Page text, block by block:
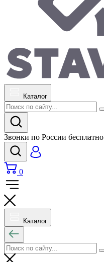
Каталог
Звонки по России бесплатно
0
Каталог